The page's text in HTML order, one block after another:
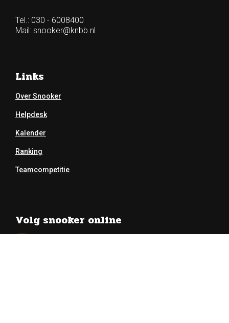
Tel.: 030 - 6008400
Mail: snooker@knbb.nl
Links
Over Snooker
Helpdesk
Kalender
Ranking
Teamcompetitie
Volg snooker online